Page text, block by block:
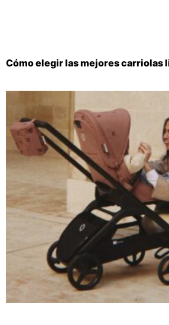
Cómo elegir las mejores carriolas